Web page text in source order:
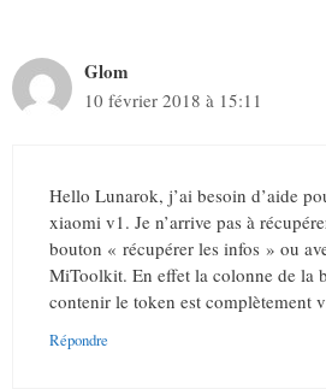
Glom
10 février 2018 à 15:11
Hello Lunarok, j’ai besoin d’aide
xiaomi v1. Je n’arrive pas à
bouton « récupérer les infos » ou
MiToolkit. En effet la colonne de la
contenir le token est complètement
Répondre